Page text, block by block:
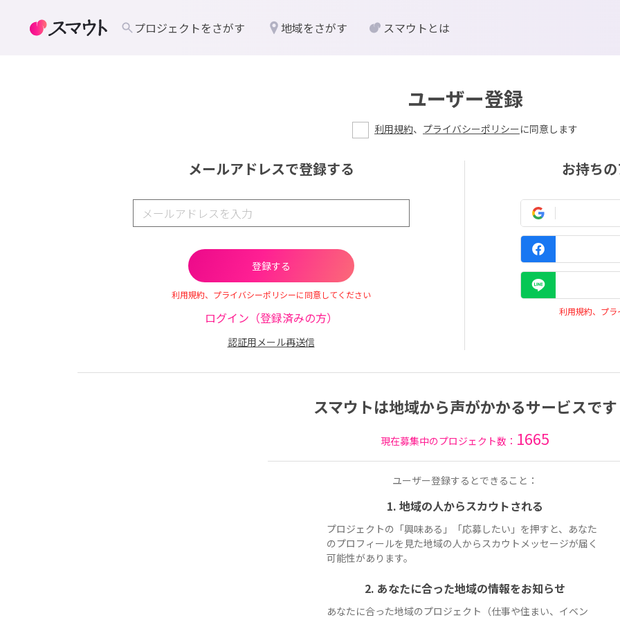
ユーザー登録
利用規約、 プライバシーポリシーに同意します
メールアドレスで登録する
利用規約、プライバシーポリシーに同意してください
ログイン（登録済みの方）
認証用メール再送信
お持ち
利用規約、プ
スマウトは地域から声がかかるサービスです
現在募集中のプロジェクト数： 1665
ユーザー登録するとできること：
1. 地域の人からスカウトされる
プロジェクトの「興味ある」「応募したい」を押すと、あなた
のプロフィールを見た地域の人からスカウトメッセージが届く
可能性があります。
2. あなたに合った地域の情報をお知らせ
あなたに合った地域のプロジェクト（仕事や住まい、イベン
プロジェクトをさがす 地域をさがす スマウトとは